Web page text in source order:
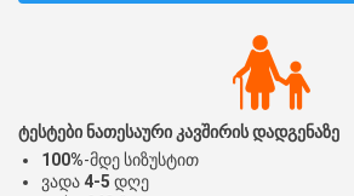
ტესტები ნათესაური კავშირის დადგენაზე
100%-მდე სიზუსტით
ვადა 4-5 დღე